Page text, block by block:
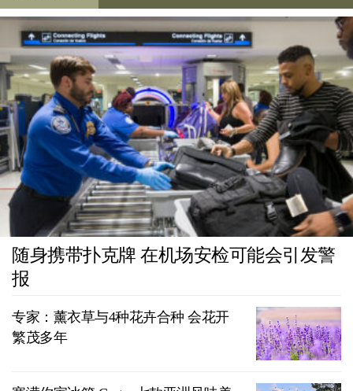
随身携带扑克牌 在机场安检可能会引发警
报
专家：薰衣草与4种花卉合种 会花开
繁茂多年